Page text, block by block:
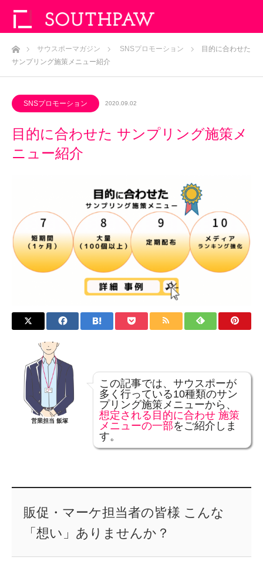
ホームサウスポーマガジン SNSプロモーション
目的に合わせた
サンプリング施策メニュー紹介
SNSプロモーション 2020.09.02
目的に合わせた サンプリング施策メ
ニュー紹介
営業担当 飯塚
この記事では、サウスポーが
多く行っている10種類のサン
プリング施策メニューから、
想定される 目的に合わせ 施策
メニューの一部をご紹介しま
す。
販促・マーケ担当者の皆様 こんな
「想い」ありませんか？